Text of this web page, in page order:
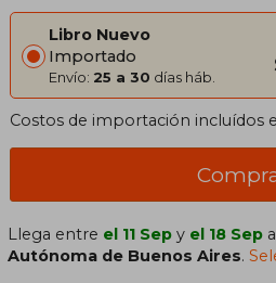
Libro Nuevo
Importado
Envío: 25 a 30 días háb.
Costos de importación incluídos
Llega entre el 11 Sep y el 18 Sep a
Autónoma de Buenos Aires.